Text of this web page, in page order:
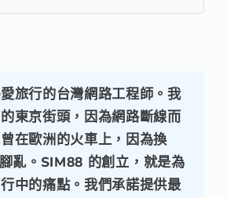
旅行的台灣網路工程師。我
東京街頭，因為網路斷線而
在歐洲的火車上，因為換
亂。SIM88 的創立，就是為
中的痛點。我們承諾提供最